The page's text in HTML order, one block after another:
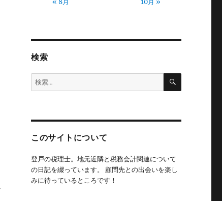
検索
検
索:
検
このサイトについて
登戸の税理士。地元近隣と税務会計関連について
の日記を綴っています。 顧問先との出会いを楽し
みに待っているところです！